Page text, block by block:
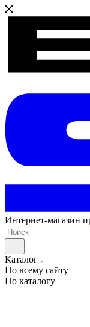
Интернет-магазин
Каталог
По всему сайту
По каталогу